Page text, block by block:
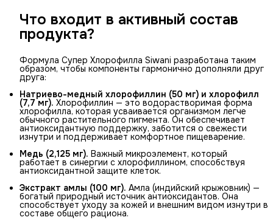
Что входит в активный состав
продукта?
Формула Супер Хлорофилла Siwani разработана таким
образом, чтобы компоненты гармонично дополняли друг
друга:
Натриево-медный хлорофиллин (50 мг) и хлорофилл
(7,7 мг). Хлорофиллин — это водорастворимая форма
хлорофилла, которая усваивается организмом легче
обычного растительного пигмента. Он обеспечивает
антиоксидантную поддержку, заботится о свежести
изнутри и поддерживает комфортное пищеварение.
Медь (2,125 мг). Важный микроэлемент, который
работает в синергии с хлорофиллином, способствуя
антиоксидантной защите клеток.
Экстракт амлы (100 мг). Амла (индийский крыжовник) —
богатый природный источник антиоксидантов. Она
способствует уходу за кожей и внешним видом изнутри в
составе общего рациона.